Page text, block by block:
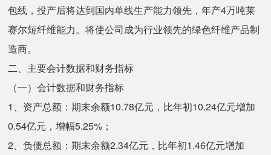
包线，投产后将达到国内单线生产能力领先，年产4万吨莱
赛尔短纤维能力。将使公司成为行业领先的绿色纤维产品制
造商。
二、主要会计数据和财务指标
（一）会计数据和财务指标
1、资产总额：期末余额10.78亿元，比年初10.24亿元增加
0.54亿元，增幅5.25%；
2、负债总额：期末余额2.34亿元，比年初1.46亿元增加